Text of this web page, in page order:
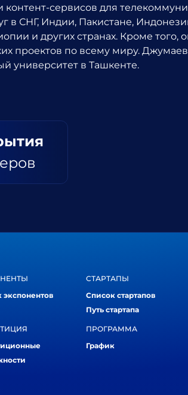
контент-сервисов для
в СНГ, Индии, Пакистане,
и других странах. Кроме того,
проектов по всему миру.
университет в Ташкенте.
экспонентов
СТАРТАПЫ
Список стартапов
Путь стартапа
ПРОГРАММА
График